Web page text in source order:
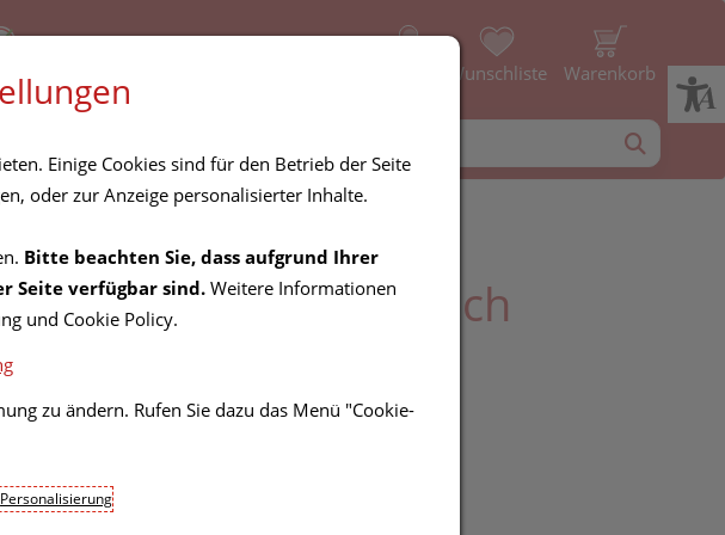
Wunschliste Warenkorb
BIO LePetit Handtuch
15,91 EUR
Einige Cookies sind für den Betrieb der Seite
oder zur Anzeige personalisierter Inhalte.
Bitte beachten Sie, dass aufgrund Ihrer
Seite verfügbar sind.Weitere Informationen
und Cookie Policy.
zu ändern. Rufen Sie dazu das Menü "Cookie-
Personalisierung